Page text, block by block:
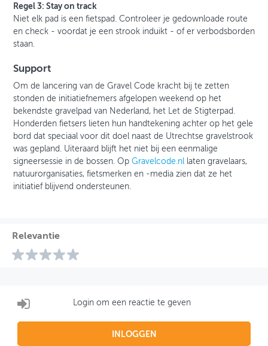
Regel 3: Stay on track
Niet elk pad is een fietspad. Controleer je gedownloade route
en check - voordat je een strook induikt - of er verbodsborden
staan.
Support
Om de lancering van de Gravel Code kracht bij te zetten
stonden de initiatiefnemers afgelopen weekend op het
bekendste gravelpad van Nederland, het Let de Stigterpad.
Honderden fietsers lieten hun handtekening achter op het gele
bord dat speciaal voor dit doel naast de Utrechtse gravelstrook
was gepland. Uiteraard blijft het niet bij een eenmalige
signeersessie in de bossen. Op Gravelcode.nl laten gravelaars,
natuurorganisaties, fietsmerken en -media zien dat ze het
initiatief blijvend ondersteunen.
Relevantie
Login om een reactie te geven
INLOGGEN